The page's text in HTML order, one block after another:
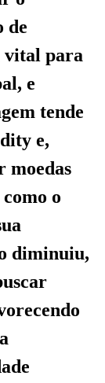
de
vital para
e
tende
e,
moedas
o
diminuiu,